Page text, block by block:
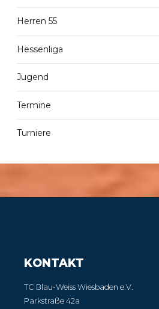
Herren 55
Hessenliga
Jugend
Termine
Turniere
KONTAKT
TC Blau-Weiss Wiesbaden e.V.
Parkstraße 42a